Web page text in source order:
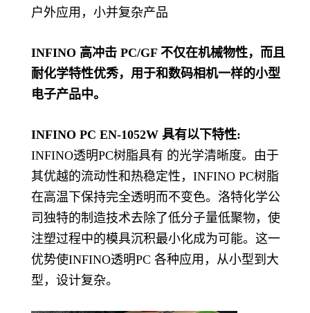
户外应用，小并复杂产品
INFINO 高冲击 PC/GF 不仅在机械物性，而且
耐化学特性优秀，用于和数码相机一样的小型
电子产品中。
INFINO PC EN-1052W 具有以下特性:
INFINO透明PC树脂具有 的光学清晰度。由于
其优越的流动性和热稳定性，INFINO PC树脂
在高温下保持完全透明而不变色。洛特化学公
司独特的制造技术去除了低分子量低聚物，使
注塑过程中的模具沉积最小化成为可能。这一
优势使INFINO透明PC 各种应用，从小型到大
型，设计复杂。